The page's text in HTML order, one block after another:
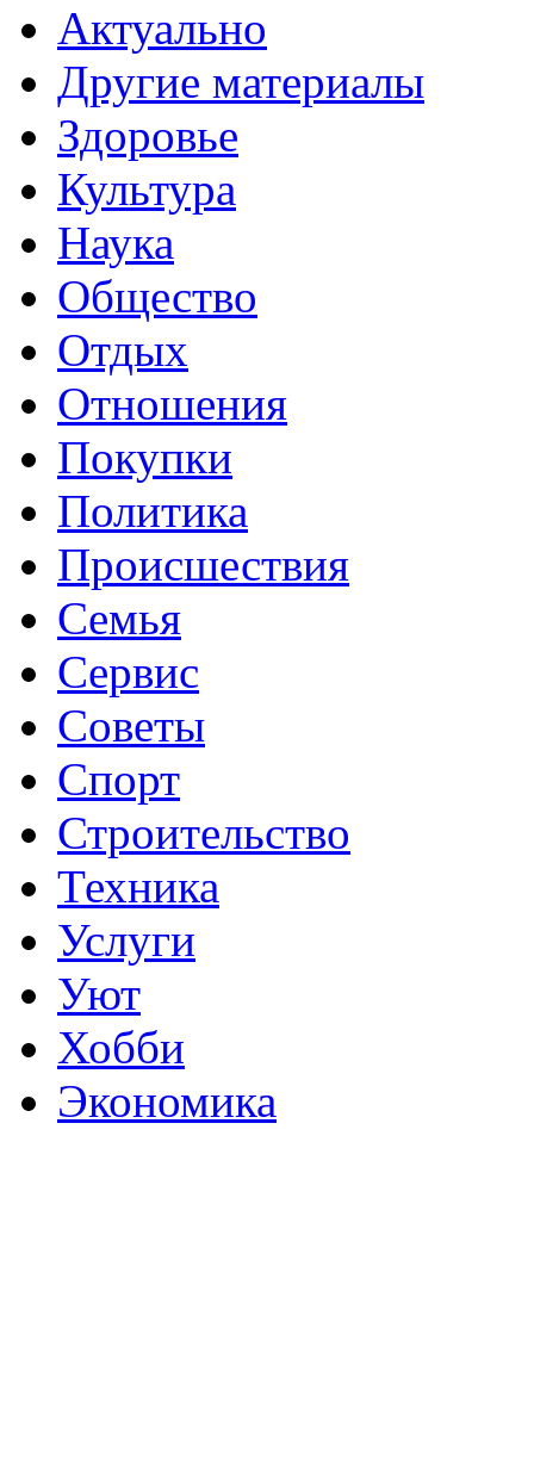
Актуально
Другие материалы
Здоровье
Культура
Наука
Общество
Отдых
Отношения
Покупки
Политика
Происшествия
Семья
Сервис
Советы
Спорт
Строительство
Техника
Услуги
Уют
Хобби
Экономика